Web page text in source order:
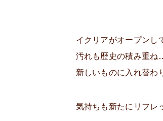
イクリアがオープンし
汚れも歴史の積み重ね
新しいものに入れ替わ
気持ちも新たにリフレ